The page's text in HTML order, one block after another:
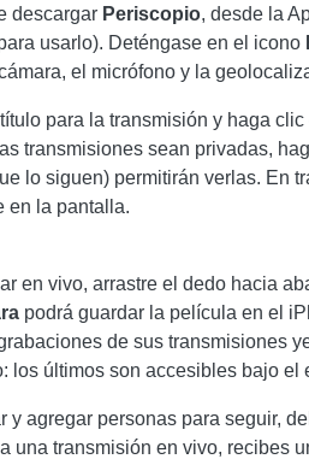
descargar Periscopio, desde la
usarlo). Deténgase en el icono
el micrófono y la
para la transmisión y haga clic
transmisiones sean privadas,
lo siguen) permitirán verlas. En
en la pantalla.
en vivo, arrastre el dedo hacia
podrá guardar la película en el
de sus transmisiones
los últimos son accesibles bajo el
y agregar personas para seguir,
una transmisión en vivo, recibes